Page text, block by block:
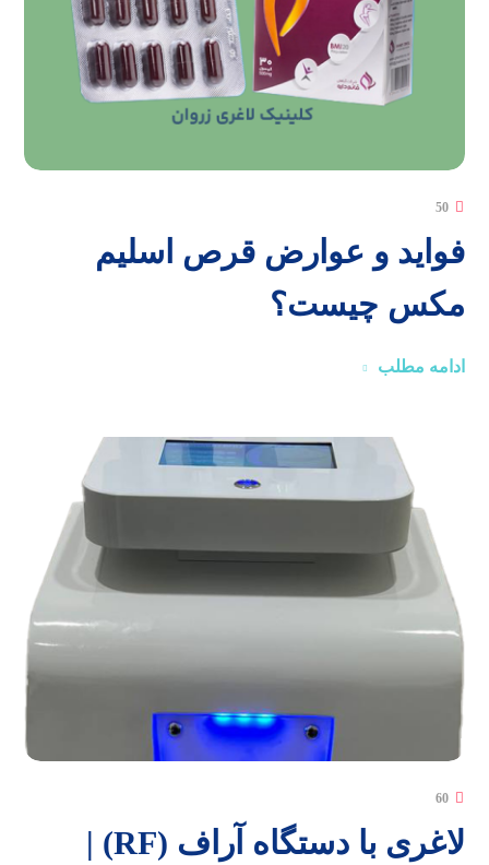
50
فواید و عوارض قرص اسلیم
مکس چیست؟
ادامه مطلب
60
لاغری با دستگاه آراف (RF) |